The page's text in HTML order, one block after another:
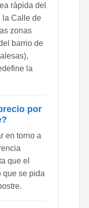
rápida del
la Calle de
zonas
barrio de
la
por
en torno a
que el
que se pida